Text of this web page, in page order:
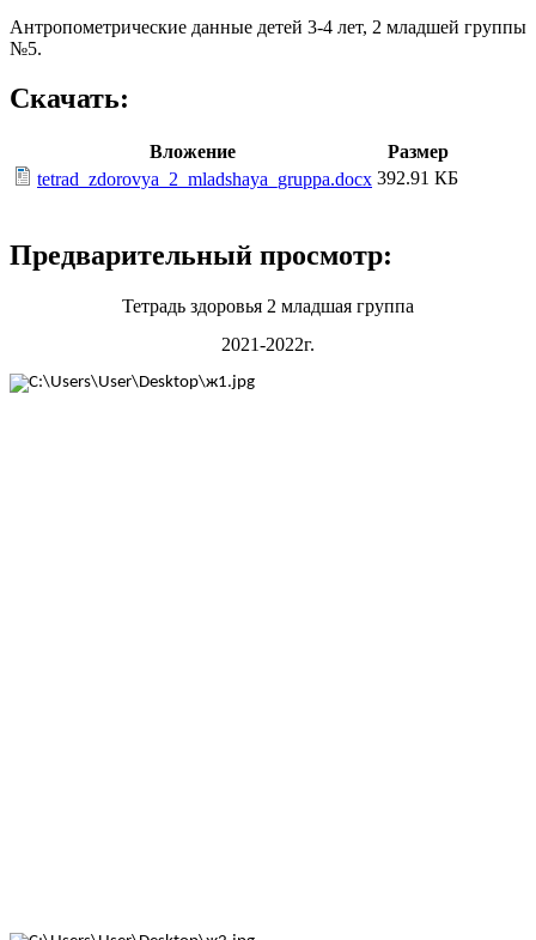
Антропометрические данные детей 3-4 лет, 2 младшей группы
№5.
Скачать:
Вложение
Размер
tetrad_zdorovya_2_mladshaya_gruppa.docx 392.91 КБ
Предварительный просмотр:
Тетрадь здоровья 2 младшая группа
2021-2022г.